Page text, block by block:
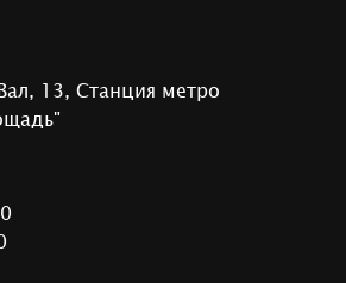
13, Станция метро